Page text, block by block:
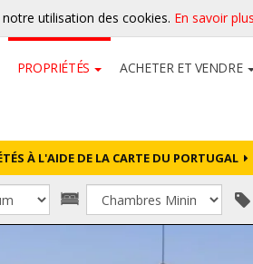
utilisation des cookies. En savoir
PROPRIÉTÉS ACHETER ET VENDRE
À L'AIDE DE LA CARTE DU PORTUGAL